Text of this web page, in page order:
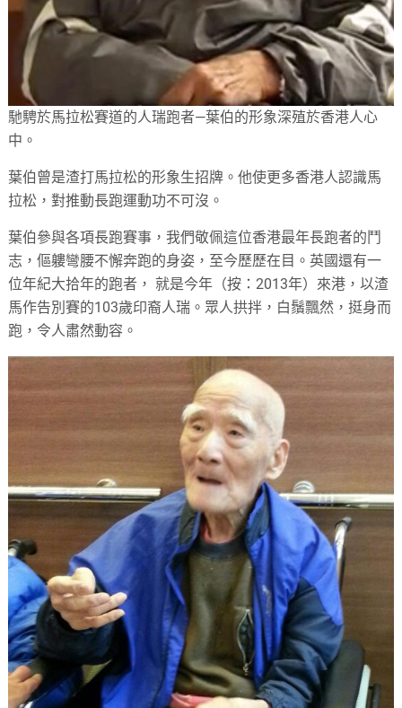
馳騁於馬拉松賽道的人瑞跑者—葉伯的形象深殖於香港人心
中。
葉伯曾是渣打馬拉松的形象生招牌。他使更多香港人認識馬
拉松，對推動長跑運動功不可沒。
葉伯參與各項長跑賽事，我們敬佩這位香港最年長跑者的鬥
志，傴軁彎腰不懈奔跑的身姿，至今歷歷在目。英國還有一
位年紀大拾年的跑者， 就是今年（按：2013年）來港，以渣
馬作告別賽的103歲印裔人瑞。眾人拱拌，白鬚飄然，挺身而
跑，令人肅然動容。